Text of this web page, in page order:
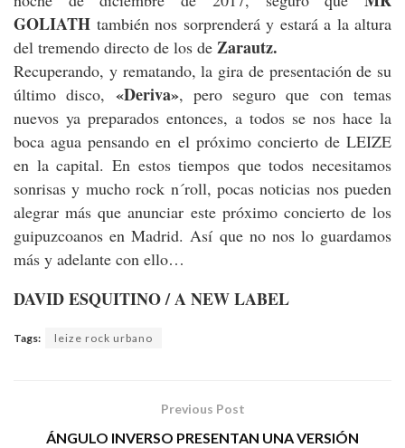
GOLIATH también nos sorprenderá y estará a la altura
del tremendo directo de los de Zarautz.
Recuperando, y rematando, la gira de presentación de su
último disco, «Deriva», pero seguro que con temas
nuevos ya preparados entonces, a todos se nos hace la
boca agua pensando en el próximo concierto de LEIZE
en la capital. En estos tiempos que todos necesitamos
sonrisas y mucho rock n´roll, pocas noticias nos pueden
alegrar más que anunciar este próximo concierto de los
guipuzcoanos en Madrid. Así que no nos lo guardamos
más y adelante con ello…
DAVID ESQUITINO / A NEW LABEL
Tags: leize rock urbano
Previous Post
ÁNGULO INVERSO PRESENTAN UNA VERSIÓN